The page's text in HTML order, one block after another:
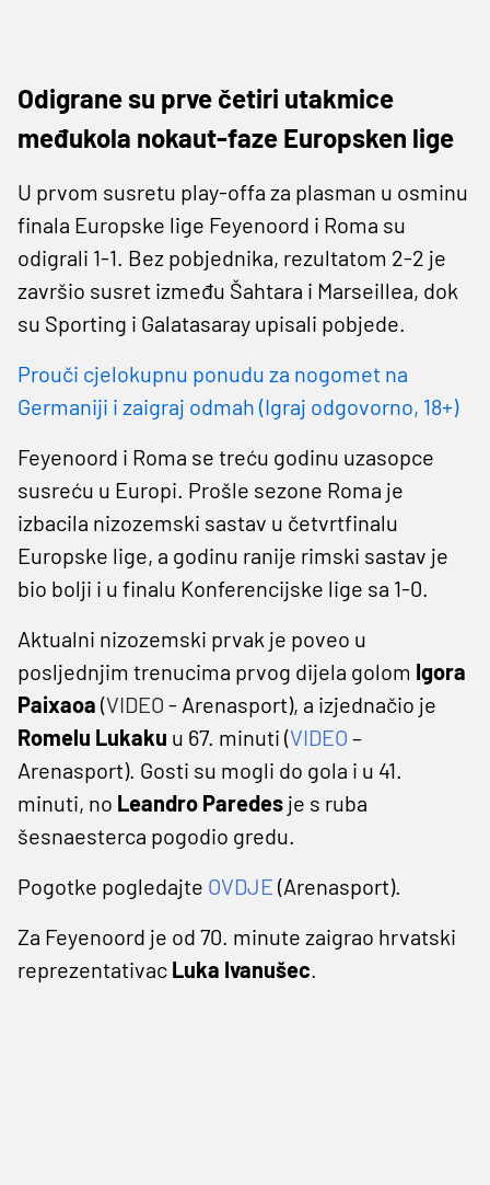
Odigrane su prve četiri utakmice
međukola nokaut-faze Europsken lige
U prvom susretu play-offa za plasman u osminu
finala Europske lige Feyenoord i Roma su
odigrali 1-1. Bez pobjednika, rezultatom 2-2 je
završio susret između Šahtara i Marseillea, dok
su Sporting i Galatasaray upisali pobjede.
Prouči cjelokupnu ponudu za nogomet na
Germaniji i zaigraj odmah (Igraj odgovorno, 18+)
Feyenoord i Roma se treću godinu uzasopce
susreću u Europi. Prošle sezone Roma je
izbacila nizozemski sastav u četvrtfinalu
Europske lige, a godinu ranije rimski sastav je
bio bolji i u finalu Konferencijske lige sa 1-0.
Aktualni nizozemski prvak je poveo u
posljednjim trenucima prvog dijela golom Igora
Paixaoa (VIDEO - Arenasport), a izjednačio je
Romelu Lukaku u 67. minuti (VIDEO –
Arenasport). Gosti su mogli do gola i u 41.
minuti, no Leandro Paredes je s ruba
šesnaesterca pogodio gredu.
Pogotke pogledajte OVDJE (Arenasport).
Za Feyenoord je od 70. minute zaigrao hrvatski
reprezentativac Luka Ivanušec.